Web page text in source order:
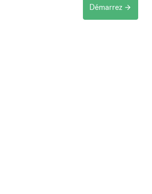
Démarrez arrow_forward